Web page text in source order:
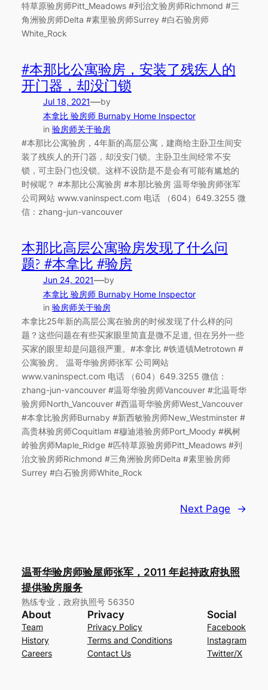
特草原验房师Pitt_Meadows #列治文验房师Richmond #三
角洲验房师Delta #素里验房师Surrey #白石验房师
White_Rock
#本那比公寓验房，安装了残疾人的
开门器，却没门锁
Jul 18, 2021—by
本拿比 验房师 Burnaby Home Inspector
in 验房师关于验房
#本那比公寓验房，4年新的高层公寓，建商给主卧卫生间安
装了残疾人的开门器，却没安门锁。主卧卫生间经常不安
锁，可主卧门也没锁。这样不设防是不是会有可能有尴尬的
时候呢？ #本那比公寓验房 #本那比验房 温哥华验房师张军
公司网站 www.vaninspect.com 电话 （604）649.3255 微
信：zhang-jun-vancouver
本那比高层公寓验房发现了什么问
题? #本拿比 #验房
Jun 24, 2021—by
本拿比 验房师 Burnaby Home Inspector
in 验房师关于验房
本拿比25年新的高层公寓在验房的时候发现了什么样的问
题？这些问题在有些买家眼里简直是微不足道, 但在另外一些
买家的眼里却是问题很严重。#本拿比 #铁道镇Metrotown #
公寓验房。 温哥华验房师张军 公司网站
www.vaninspect.com 电话 （604）649.3255 微信：
zhang-jun-vancouver #温哥华验房师Vancouver #北温哥华
验房师North_Vancouver #西温哥华验房师West_Vancouver
#本拿比验房师Burnaby #新西敏验房师New_Westminster #
高贵林验房师Coquitlam #穆迪港验房师Port_Moody #枫树
岭验房师Maple_Ridge #匹特草原验房师Pitt_Meadows #列
治文验房师Richmond #三角洲验房师Delta #素里验房师
Surrey #白石验房师White_Rock
Next Page →
温哥华验房师验屋师张军，2011 年起持政府执照
提供验房服务
熟练专业，政府执照号 56350
About
Team
History
Careers
Privacy
Privacy Policy
Terms and Conditions
Contact Us
Social
Facebook
Instagram
Twitter/X